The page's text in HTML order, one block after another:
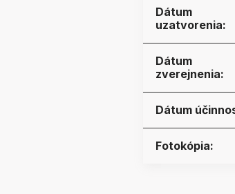
Dátum
uzatvorenia:
Dátum
zverejnenia:
Dátum
Fotokópia: